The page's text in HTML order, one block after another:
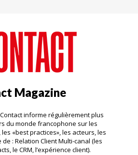
Magazine
informe régulièrement plus
du monde francophone sur les
«best practices», les acteurs, les
: Relation Client Multi-canal (les
le CRM, l’expérience client).